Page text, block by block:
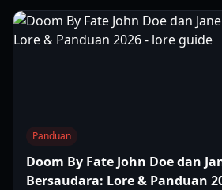
Panduan
Doom By Fate John Doe dan
Bersaudara: Lore & Panduan